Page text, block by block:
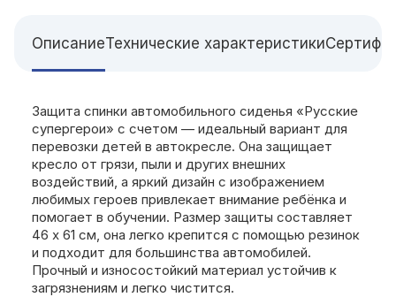
ОписаниеТехнические характеристики
Защита спинки автомобильного сиденья «Русские
супергерои» с счетом — идеальный вариант для
перевозки детей в автокресле. Она защищает
кресло от грязи, пыли и других внешних
воздействий, а яркий дизайн с изображением
любимых героев привлекает внимание ребёнка и
помогает в обучении. Размер защиты составляет
46 x 61 см, она легко крепится с помощью резинок
и подходит для большинства автомобилей.
Прочный и износостойкий материал устойчив к
загрязнениям и легко чистится.